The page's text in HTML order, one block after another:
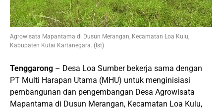
Agrowisata Mapantama di Dusun Merangan, Kecamatan Loa Kulu,
Kabupaten Kutai Kartanegara. (Ist)
Tenggarong – Desa Loa Sumber bekerja sama dengan
PT Multi Harapan Utama (MHU) untuk menginisiasi
pembangunan dan pengembangan Desa Agrowisata
Mapantama di Dusun Merangan, Kecamatan Loa Kulu,